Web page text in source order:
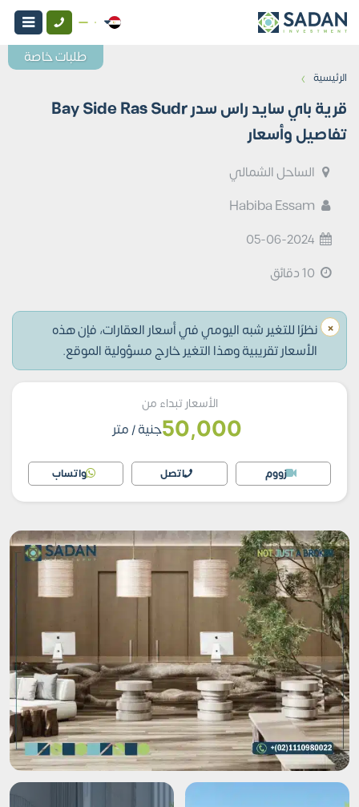
الرئيسية ›
قرية باي سايد راس سدر Bay Side Ras Sudr
تفاصيل وأسعار
الساحل الشمالي
05-06-2024
× نظرًا للتغير شبه اليومي في أسعار العقارات، فإن هذه
الأسعار تقريبية وهذا التغير خارج مسؤولية الموقع.
الأسعار تبداء من
50,000جنية/ متر
زووم اتصل واتساب
طلبات خاصة